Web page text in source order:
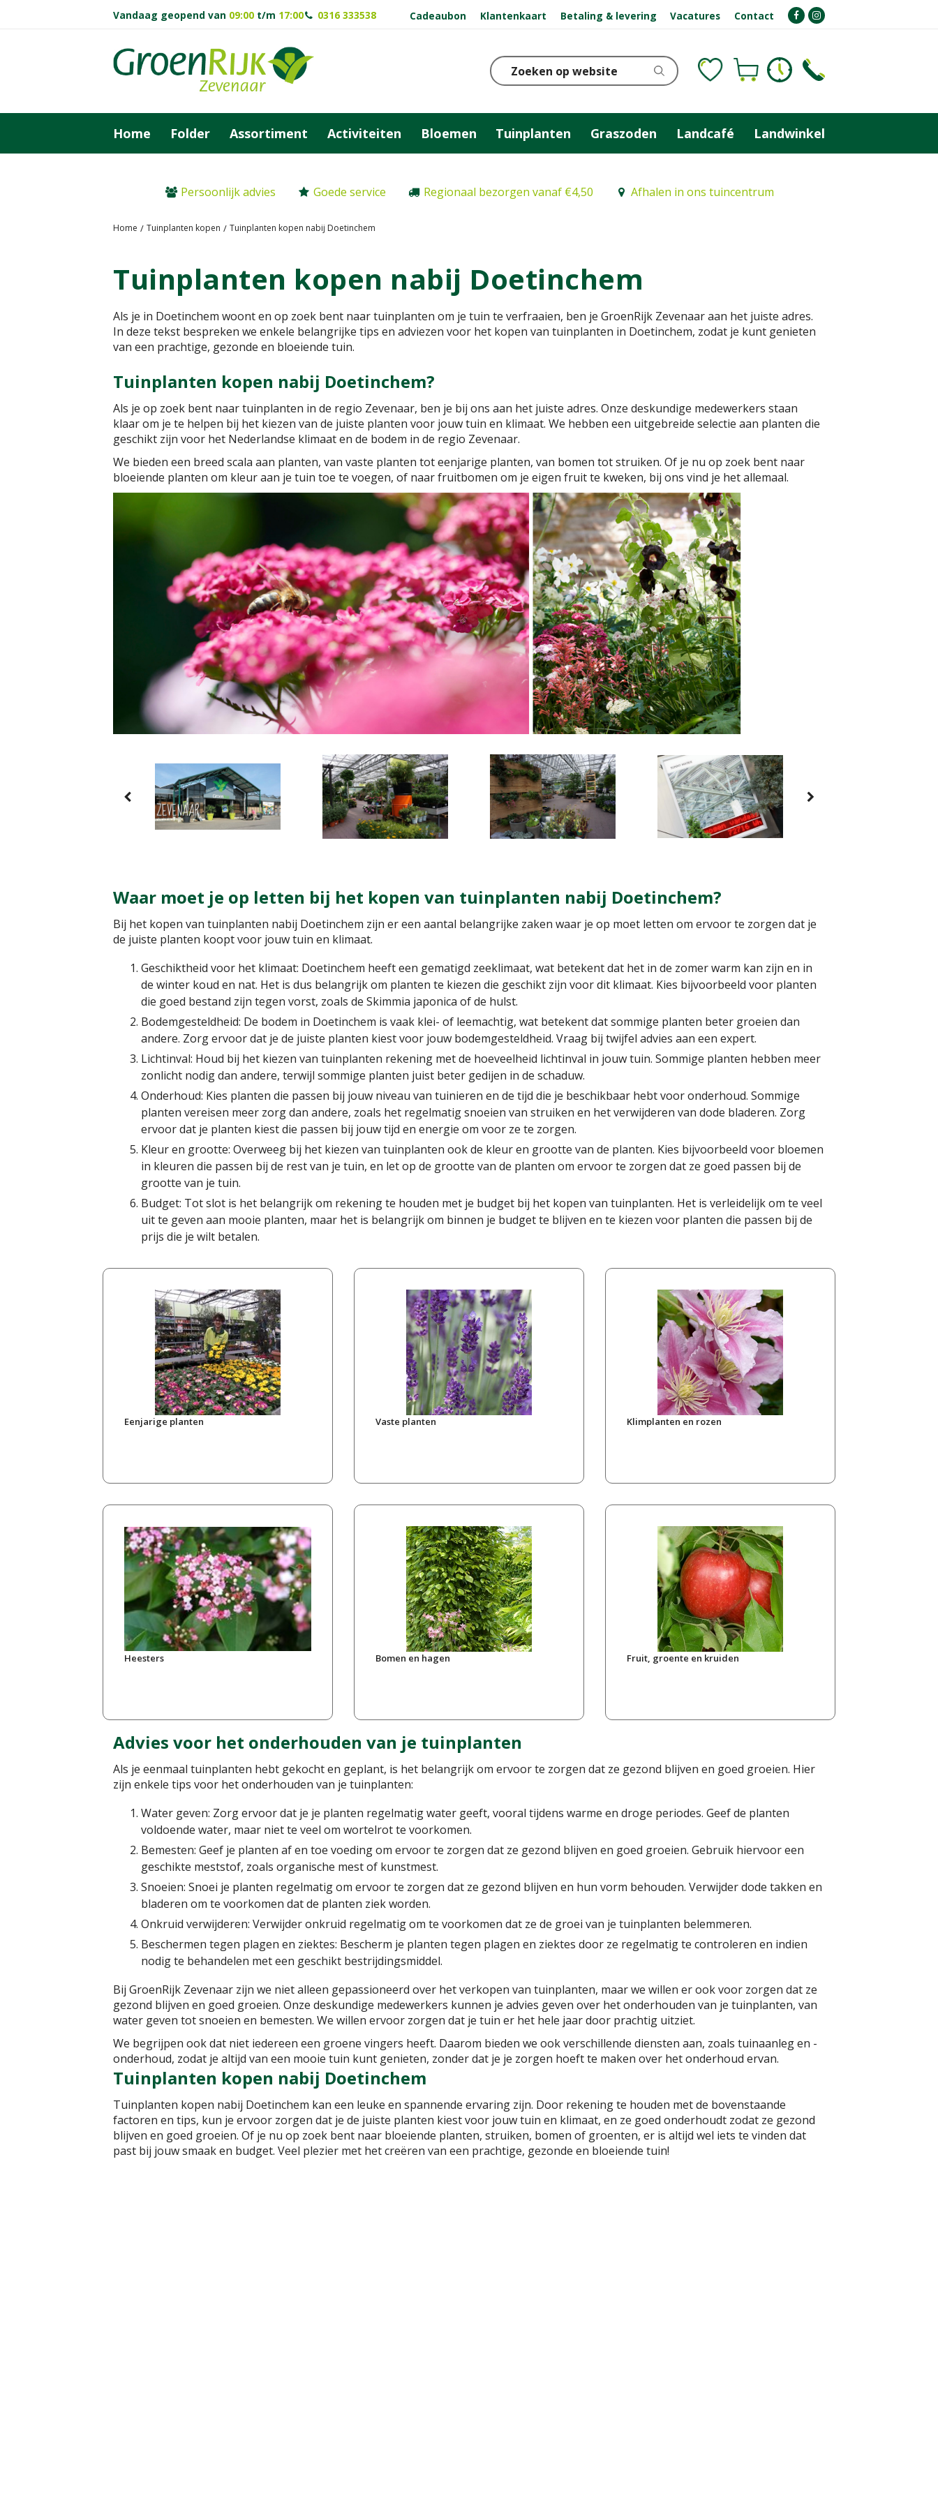
Persoonlijk advies Goede service Regionaal bezorgen vanaf €4,50 Afhalen in ons tuincentrum
Home Tuinplanten kopen Tuinplanten kopen nabij Doetinchem
Vandaag geopend van 09:00 t/m 17:00 0316 333538 Cadeaubon Klantenkaart Betaling & levering Vacatures Contact
Home Folder Assortiment Activiteiten Bloemen Tuinplanten Graszoden Landcafé Landwinkel
Tuinplanten kopen nabij Doetinchem
Als je in Doetinchem woont en op zoek bent naar tuinplanten om je tuin te verfraaien, ben je GroenRijk Zevenaar aan het juiste adres.
In deze tekst bespreken we enkele belangrijke tips en adviezen voor het kopen van tuinplanten in Doetinchem, zodat je kunt genieten
van een prachtige, gezonde en bloeiende tuin.
Tuinplanten kopen nabij Doetinchem?
Als je op zoek bent naar tuinplanten in de regio Zevenaar, ben je bij ons aan het juiste adres. Onze deskundige medewerkers staan
klaar om je te helpen bij het kiezen van de juiste planten voor jouw tuin en klimaat. We hebben een uitgebreide selectie aan planten die
geschikt zijn voor het Nederlandse klimaat en de bodem in de regio Zevenaar.
We bieden een breed scala aan planten, van vaste planten tot eenjarige planten, van bomen tot struiken. Of je nu op zoek bent naar
bloeiende planten om kleur aan je tuin toe te voegen, of naar fruitbomen om je eigen fruit te kweken, bij ons vind je het allemaal.
Waar moet je op letten bij het kopen van tuinplanten nabij Doetinchem?
Bij het kopen van tuinplanten nabij Doetinchem zijn er een aantal belangrijke zaken waar je op moet letten om ervoor te zorgen dat je
de juiste planten koopt voor jouw tuin en klimaat.
Geschiktheid voor het klimaat: Doetinchem heeft een gematigd zeeklimaat, wat betekent dat het in de zomer warm kan zijn en in
de winter koud en nat. Het is dus belangrijk om planten te kiezen die geschikt zijn voor dit klimaat. Kies bijvoorbeeld voor planten
die goed bestand zijn tegen vorst, zoals de Skimmia japonica of de hulst.
Bodemgesteldheid: De bodem in Doetinchem is vaak klei- of leemachtig, wat betekent dat sommige planten beter groeien dan
andere. Zorg ervoor dat je de juiste planten kiest voor jouw bodemgesteldheid. Vraag bij twijfel advies aan een expert.
Lichtinval: Houd bij het kiezen van tuinplanten rekening met de hoeveelheid lichtinval in jouw tuin. Sommige planten hebben meer
zonlicht nodig dan andere, terwijl sommige planten juist beter gedijen in de schaduw.
Onderhoud: Kies planten die passen bij jouw niveau van tuinieren en de tijd die je beschikbaar hebt voor onderhoud. Sommige
planten vereisen meer zorg dan andere, zoals het regelmatig snoeien van struiken en het verwijderen van dode bladeren. Zorg
ervoor dat je planten kiest die passen bij jouw tijd en energie om voor ze te zorgen.
Kleur en grootte: Overweeg bij het kiezen van tuinplanten ook de kleur en grootte van de planten. Kies bijvoorbeeld voor bloemen
in kleuren die passen bij de rest van je tuin, en let op de grootte van de planten om ervoor te zorgen dat ze goed passen bij de
grootte van je tuin.
Budget: Tot slot is het belangrijk om rekening te houden met je budget bij het kopen van tuinplanten. Het is verleidelijk om te veel
uit te geven aan mooie planten, maar het is belangrijk om binnen je budget te blijven en te kiezen voor planten die passen bij de
prijs die je wilt betalen.
Eenjarige planten Vaste planten Klimplanten en rozen
Heesters Bomen en hagen Fruit, groente en kruiden
Advies voor het onderhouden van je tuinplanten
Als je eenmaal tuinplanten hebt gekocht en geplant, is het belangrijk om ervoor te zorgen dat ze gezond blijven en goed groeien. Hier
zijn enkele tips voor het onderhouden van je tuinplanten:
Water geven: Zorg ervoor dat je je planten regelmatig water geeft, vooral tijdens warme en droge periodes. Geef de planten
voldoende water, maar niet te veel om wortelrot te voorkomen.
Bemesten: Geef je planten af en toe voeding om ervoor te zorgen dat ze gezond blijven en goed groeien. Gebruik hiervoor een
geschikte meststof, zoals organische mest of kunstmest.
Snoeien: Snoei je planten regelmatig om ervoor te zorgen dat ze gezond blijven en hun vorm behouden. Verwijder dode takken en
bladeren om te voorkomen dat de planten ziek worden.
Onkruid verwijderen: Verwijder onkruid regelmatig om te voorkomen dat ze de groei van je tuinplanten belemmeren.
Beschermen tegen plagen en ziektes: Bescherm je planten tegen plagen en ziektes door ze regelmatig te controleren en indien
nodig te behandelen met een geschikt bestrijdingsmiddel.
Bij GroenRijk Zevenaar zijn we niet alleen gepassioneerd over het verkopen van tuinplanten, maar we willen er ook voor zorgen dat ze
gezond blijven en goed groeien. Onze deskundige medewerkers kunnen je advies geven over het onderhouden van je tuinplanten, van
water geven tot snoeien en bemesten. We willen ervoor zorgen dat je tuin er het hele jaar door prachtig uitziet.
We begrijpen ook dat niet iedereen een groene vingers heeft. Daarom bieden we ook verschillende diensten aan, zoals tuinaanleg en -
onderhoud, zodat je altijd van een mooie tuin kunt genieten, zonder dat je je zorgen hoeft te maken over het onderhoud ervan.
Tuinplanten kopen nabij Doetinchem
Tuinplanten kopen nabij Doetinchem kan een leuke en spannende ervaring zijn. Door rekening te houden met de bovenstaande
factoren en tips, kun je ervoor zorgen dat je de juiste planten kiest voor jouw tuin en klimaat, en ze goed onderhoudt zodat ze gezond
blijven en goed groeien. Of je nu op zoek bent naar bloeiende planten, struiken, bomen of groenten, er is altijd wel iets te vinden dat
past bij jouw smaak en budget. Veel plezier met het creëren van een prachtige, gezonde en bloeiende tuin!